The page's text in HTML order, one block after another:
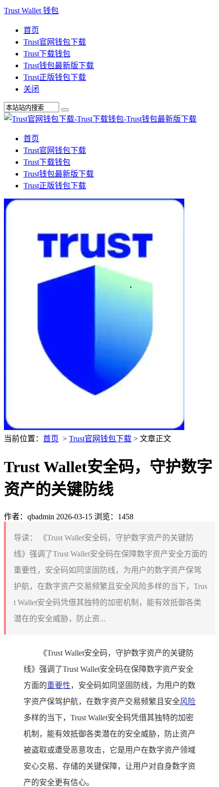
Trust Wallet 钱包
首页
Trust官网钱包下载
Trust下载钱包
Trust钱包最新版下载
Trust正版钱包下载
关闭
首页
Trust官网钱包下载
Trust下载钱包
Trust钱包最新版下载
Trust正版钱包下载
当前位置： 首页 > Trust官网钱包下载 > 文章正文
Trust Wallet安全码，守护数字
资产的关键防线
作者：qbadmin 2026-03-15 浏览：1458
导读：
《Trust Wallet安全码，守护数字资产的关键防
线》强调了Trust Wallet安全码在保障数字资产安全方面的
重要性，安全码如同坚固防线，为用户的数字资产保驾
护航，在数字资产交易频繁且安全风险多样的当下，Trus
t Wallet安全码凭借其独特的加密机制，能有效抵御各类
潜在的安全威胁，防止资...
《Trust Wallet安全码，守护数字资产的关键防
线》强调了Trust Wallet安全码在保障数字资产安全
方面的重要性，安全码如同坚固防线，为用户的数
字资产保驾护航，在数字资产交易频繁且安全风险
多样的当下，Trust Wallet安全码凭借其独特的加密
机制，能有效抵御各类潜在的安全威胁，防止资产
被盗取或遭受恶意攻击，它是用户在数字资产领域
安心交易、存储的关键保障，让用户对自身数字资
产的安全更有信心。